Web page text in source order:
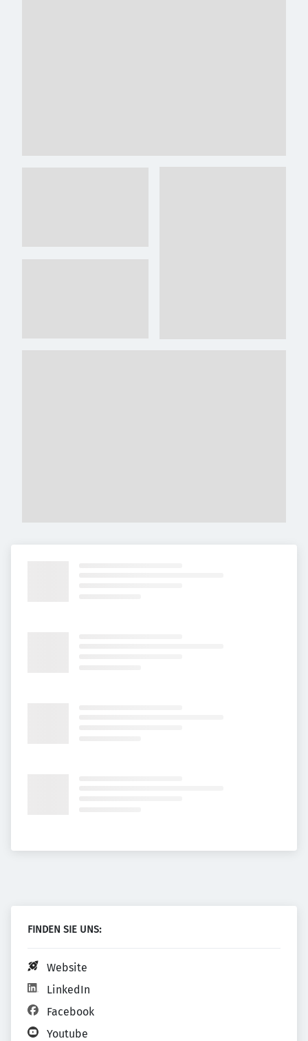
FINDEN SIE UNS:
Website
LinkedIn
Facebook
Youtube